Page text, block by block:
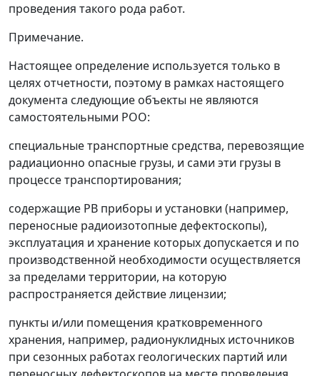
проведения такого рода работ.
Примечание.
Настоящее определение используется только в
целях отчетности, поэтому в рамках настоящего
документа следующие объекты не являются
самостоятельными РОО:
специальные транспортные средства, перевозящие
радиационно опасные грузы, и сами эти грузы в
процессе транспортирования;
содержащие РВ приборы и установки (например,
переносные радиоизотопные дефектоскопы),
эксплуатация и хранение которых допускается и по
производственной необходимости осуществляется
за пределами территории, на которую
распространяется действие лицензии;
пункты и/или помещения кратковременного
хранения, например, радионуклидных источников
при сезонных работах геологических партий или